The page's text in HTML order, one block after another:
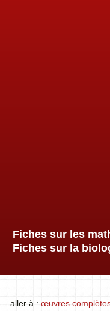
Fiches sur les
Fiches sur la
aller à :œuvres